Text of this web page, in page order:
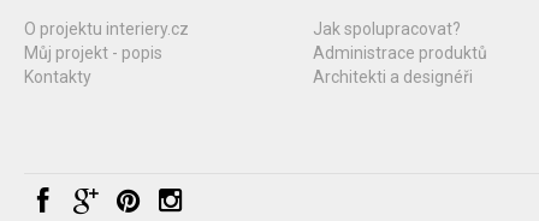
O projektu interiery.cz
Můj projekt - popis
Kontakty
Jak spolupracovat?
Administrace produktů
Architekti a designéři